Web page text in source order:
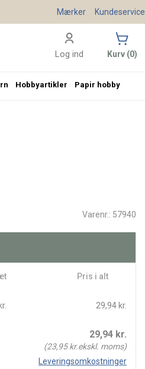
Varenr.: 57940
Pris i alt
29,94 kr.
29,94kr.
(23,95kr.ekskl. moms)
Leveringsomkostninger
Kundeservice
Mærker
Log ind Kurv (0)
Hobbyartikler Papir hobby